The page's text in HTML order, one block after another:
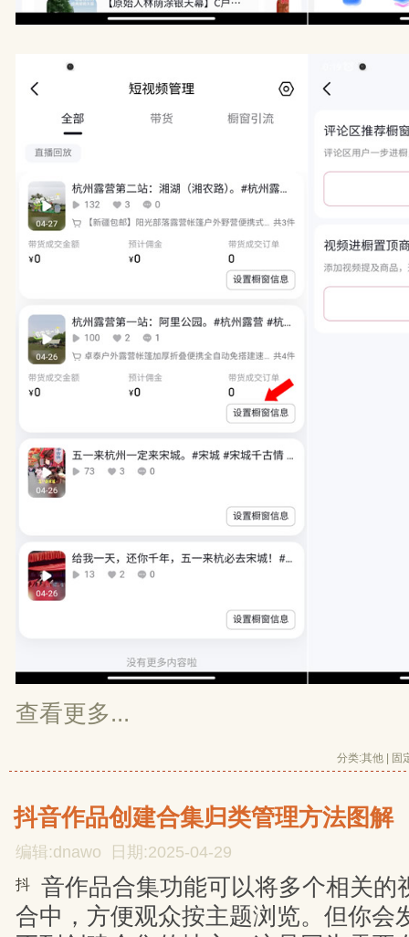
查看更多...
分类:其他 固
抖音作品创建合集归类管理方法图解
编辑:dnawo 日期:2025-04-29
抖
音作品合集功能可以将多个相关的
合中，方便观众按主题浏览。但你会